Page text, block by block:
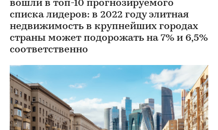
вошли в топ-10 прогнозируемого
списка лидеров: в 2022 году элитная
недвижимость в крупнейших городах
страны может подорожать на 7% и 6,5%
соответственно